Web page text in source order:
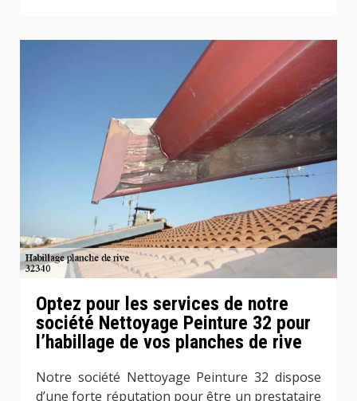
Optez pour les services de notre
société Nettoyage Peinture 32 pour
l’habillage de vos planches de rive
Notre société Nettoyage Peinture 32 dispose
d’une forte réputation pour être un prestataire